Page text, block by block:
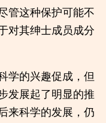
管这种保护可能不
对其绅士成员成分
学的兴趣促成，但
发展起了明显的推
来科学的发展，仍